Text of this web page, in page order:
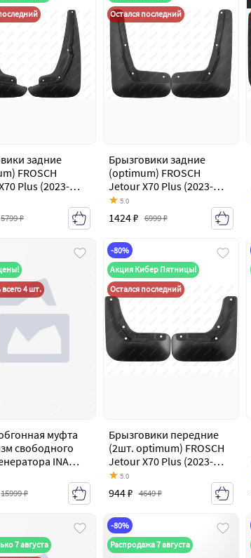
задние
FROSCH
Plus (2023-
5799 ₽
Остался последний
Брызговики задние
(optimum) FROSCH
Jetour X70 Plus (2023-
2026)
5.0
1424 ₽ 6999 ₽
4 шт.
муфта
свободного
INA
15999 ₽
-80%
Акция Кибер Пятницы!
Остался последний
Брызговики передние
(2шт. optimum) FROSCH
Jetour X70 Plus (2023-
2026)
5.0
944 ₽ 4649 ₽
7 августа
-80%
Распродажа 7 августа